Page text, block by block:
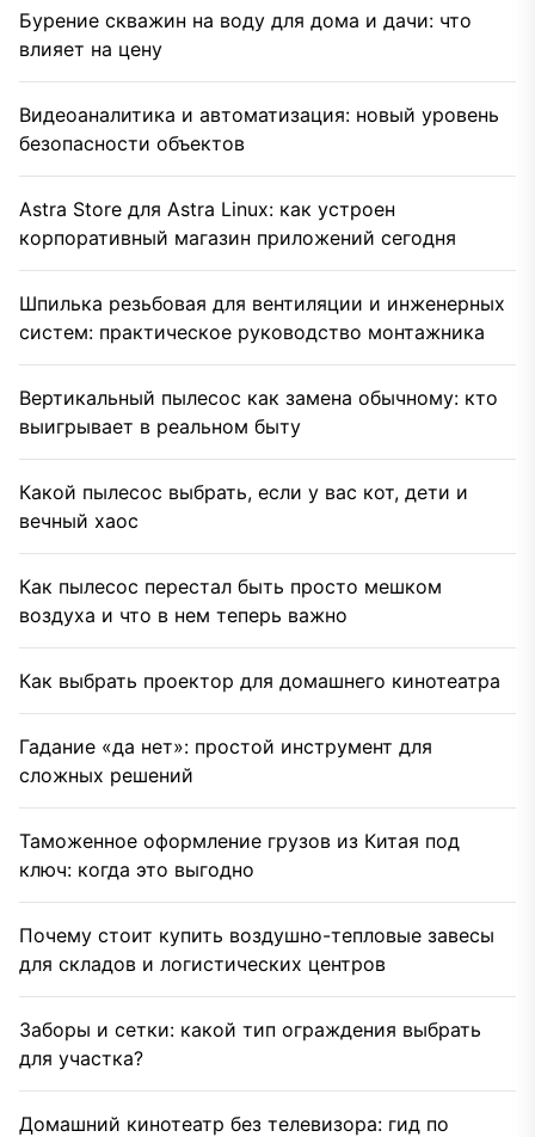
Бурение скважин на воду для дома и дачи: что
влияет на цену
Видеоаналитика и автоматизация: новый уровень
безопасности объектов
Astra Store для Astra Linux: как устроен
корпоративный магазин приложений сегодня
Шпилька резьбовая для вентиляции и инженерных
систем: практическое руководство монтажника
Вертикальный пылесос как замена обычному: кто
выигрывает в реальном быту
Какой пылесос выбрать, если у вас кот, дети и
вечный хаос
Как пылесос перестал быть просто мешком
воздуха и что в нем теперь важно
Как выбрать проектор для домашнего кинотеатра
Гадание «да нет»: простой инструмент для
сложных решений
Таможенное оформление грузов из Китая под
ключ: когда это выгодно
Почему стоит купить воздушно-тепловые завесы
для складов и логистических центров
Заборы и сетки: какой тип ограждения выбрать
для участка?
Домашний кинотеатр без телевизора: гид по